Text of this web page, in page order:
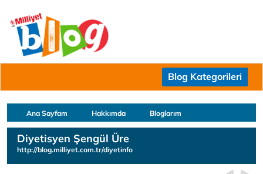
Blog Kategorileri
Ana Sayfam Hakkımda Bloglarım
Diyetisyen Şengül Üre
http://blog.milliyet.com.tr/diyetinfo